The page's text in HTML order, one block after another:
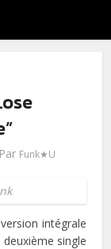
Par Funk★U
intégrale
single